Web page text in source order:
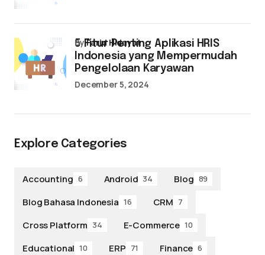
5 Fitur Penting Aplikasi HRIS
Indonesia yang Mempermudah
Pengelolaan Karyawan
byFarid Hidayat
December 5, 2024
Explore Categories
Accounting 6 Android 34 Blog 89
Blog Bahasa Indonesia 16 CRM 7
Cross Platform 34 E-Commerce 10
Educational 10 ERP 71 Finance 6